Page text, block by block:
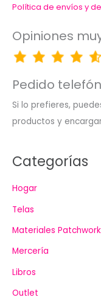
Política de envíos y
Opiniones
Pedido
Si lo prefieres,
productos y
Categorías
Hogar
Telas
Materiales Patchwork
Mercería
Libros
Outlet